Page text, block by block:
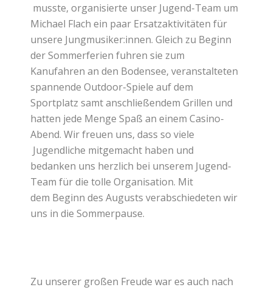
musste, organisierte unser Jugend-Team um
Michael Flach ein paar Ersatzaktivitäten für
unsere Jungmusiker:innen. Gleich zu Beginn
der Sommerferien fuhren sie zum
Kanufahren an den Bodensee, veranstalteten
spannende Outdoor-Spiele auf dem
Sportplatz samt anschließendem Grillen und
hatten jede Menge Spaß an einem Casino-
Abend. Wir freuen uns, dass so viele
Jugendliche mitgemacht haben und
bedanken uns herzlich bei unserem Jugend-
Team für die tolle Organisation. Mit
dem Beginn des Augusts verabschiedeten wir
uns in die Sommerpause.
Zu unserer großen Freude war es auch nach